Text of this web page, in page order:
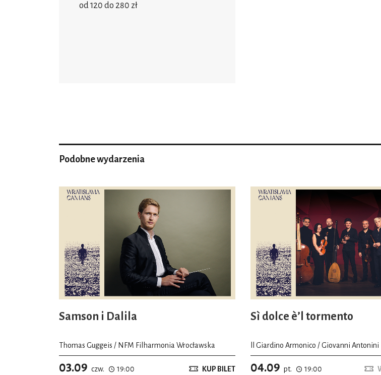
od 120 do 280 zł
Podobne wydarzenia
Samson i Dalila
Thomas Guggeis / NFM Filharmonia Wrocławska
03.09 czw.
19:00
KUP BILET
Sì dolce è’l tormento
ll Giardino Armonico / Giovanni Antonini
04.09 pt.
19:00